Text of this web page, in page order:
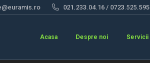
021.233.04.16 / 0723.525.595
Acasa Despre noi Servicii